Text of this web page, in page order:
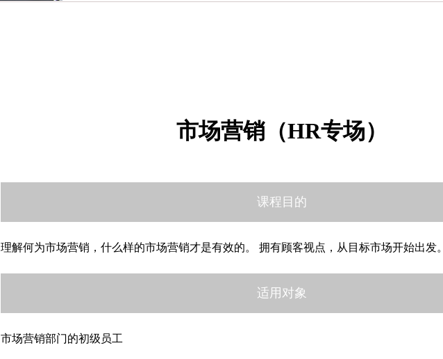
市场营销（HR专场）
课程目的
理解何为市场营销，什么样的市场营销才是有效的。 拥有顾客视点，从目标市场开始出发。
适用对象
市场营销部门的初级员工